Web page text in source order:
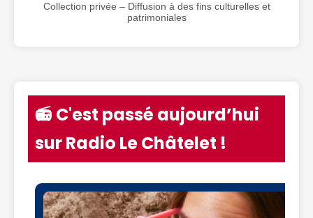
Collection privée – Diffusion à des fins culturelles et
patrimoniales
📻 C'est passé aujourd’hui
sur Radio Le Châtelet !